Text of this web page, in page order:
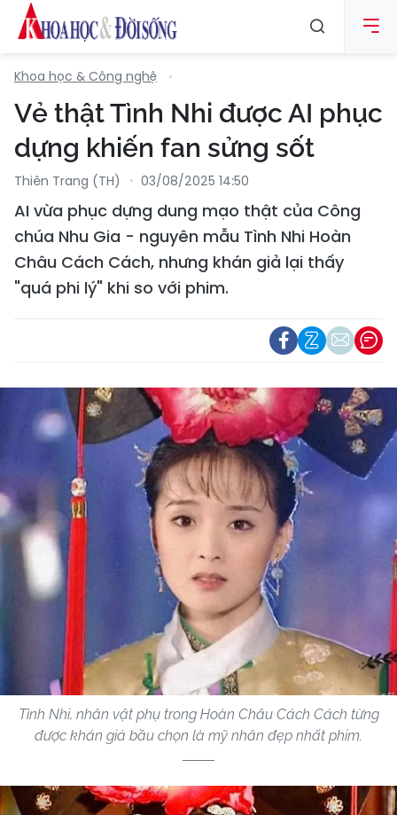
Khoa học & Công nghệ
Vẻ thật Tình Nhi được AI phục
dựng khiến fan sửng sốt
Thiên Trang (TH) 03/08/2025 14:50
AI vừa phục dựng dung mạo thật của Công
chúa Nhu Gia - nguyên mẫu Tình Nhi Hoàn
Châu Cách Cách, nhưng khán giả lại thấy
"quá phi lý" khi so với phim.
Tình Nhi, nhân vật phụ trong Hoàn Châu Cách Cách từng
được khán giả bầu chọn là mỹ nhân đẹp nhất phim.